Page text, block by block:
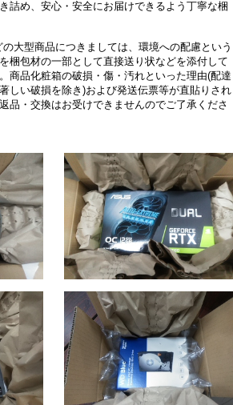
詰め、安心・安全にお届けできるよう丁寧な梱
大型商品につきましては、環境への配慮という
梱包材の一部として直接送り状などを添付して
商品化粧箱の破損・傷・汚れといった理由(配達
しい破損を除き)および発送伝票等が直貼りされ
品・交換はお受けできませんのでご了承くださ